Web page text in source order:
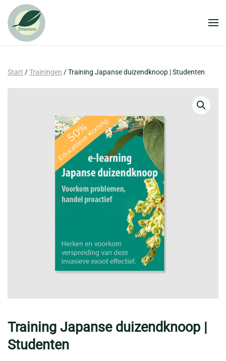
Zum Hauptinhalt springen
Start /Trainingen / Training Japanse duizendknoop | Studenten
Training Japanse duizendknoop |
Studenten